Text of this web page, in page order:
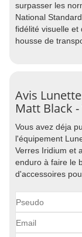
surpasser les
National
fidélité visuelle et
housse de
Avis
Matt Black
Vous avez déja
l'équipement
Verres Iridium et
enduro à faire le
d'accessoires